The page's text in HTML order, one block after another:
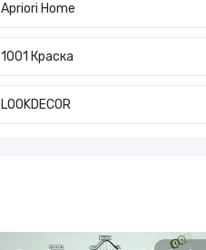
Apriori Home
1001 Краска
LOOKDECOR